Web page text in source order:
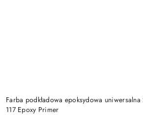
Farba podkładowa epoksydowa
117 Epoxy Primer